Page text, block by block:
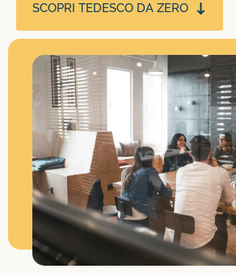
SCOPRI TEDESCO DA ZERO